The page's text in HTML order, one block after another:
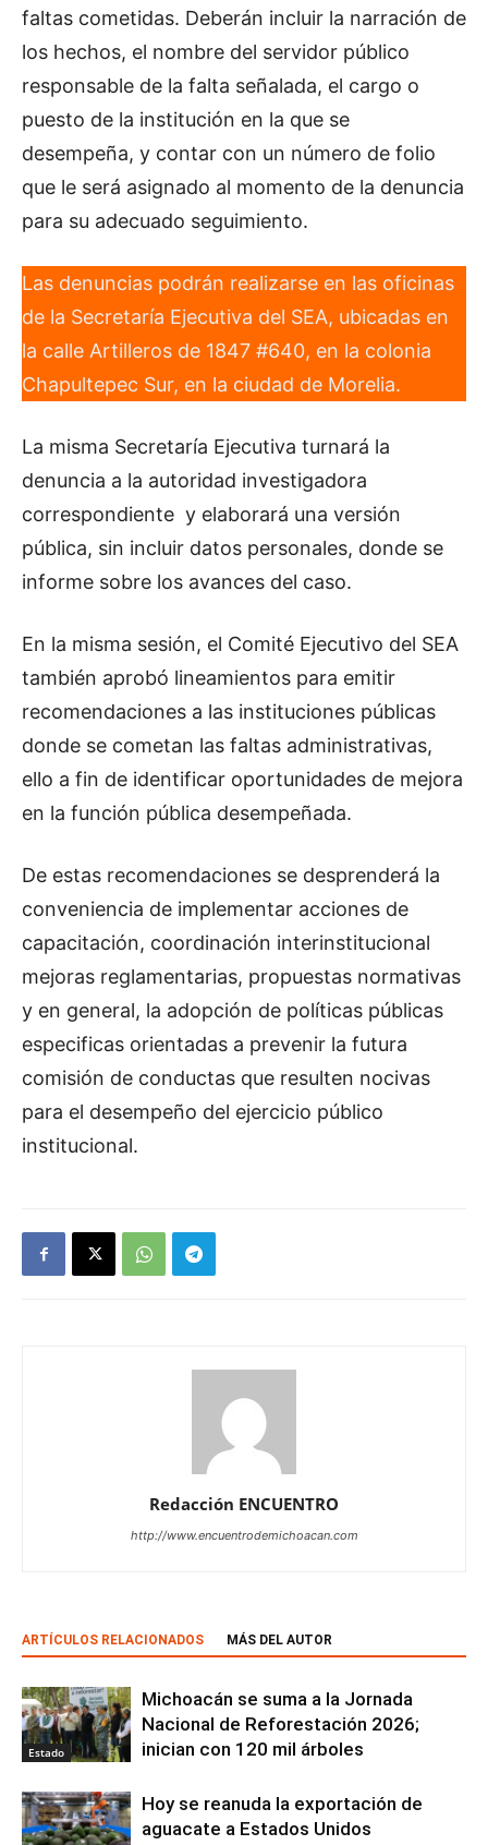
faltas cometidas. Deberán incluir la narración de
los hechos, el nombre del servidor público
responsable de la falta señalada, el cargo o
puesto de la institución en la que se
desempeña, y contar con un número de folio
que le será asignado al momento de la denuncia
para su adecuado seguimiento.
Las denuncias podrán realizarse en las oficinas
de la Secretaría Ejecutiva del SEA, ubicadas en
la calle Artilleros de 1847 #640, en la colonia
Chapultepec Sur, en la ciudad de Morelia.
La misma Secretaría Ejecutiva turnará la
denuncia a la autoridad investigadora
correspondiente y elaborará una versión
pública, sin incluir datos personales, donde se
informe sobre los avances del caso.
En la misma sesión, el Comité Ejecutivo del SEA
también aprobó lineamientos para emitir
recomendaciones a las instituciones públicas
donde se cometan las faltas administrativas,
ello a fin de identificar oportunidades de mejora
en la función pública desempeñada.
De estas recomendaciones se desprenderá la
conveniencia de implementar acciones de
capacitación, coordinación interinstitucional
mejoras reglamentarias, propuestas normativas
y en general, la adopción de políticas públicas
especificas orientadas a prevenir la futura
comisión de conductas que resulten nocivas
para el desempeño del ejercicio público
institucional.
Redacción ENCUENTRO
http://www.encuentrodemichoacan.com
ARTÍCULOS RELACIONADOS MÁS DEL AUTOR
Estado
Michoacán se suma a la Jornada
Nacional de Reforestación 2026;
inician con 120 mil árboles
Hoy se reanuda la exportación de
aguacate a Estados Unidos